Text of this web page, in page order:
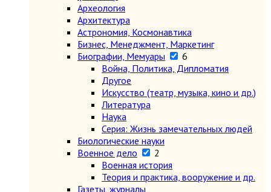
Археология
Архитектура
Астрономия, Космонавтика
Бизнес, Менеджмент, Маркетинг
Биографии, Мемуары
6
Война, Политика, Дипломатия
Другое
Искусство (театр, музыка, кино и др.)
Литература
Наука
Серия: Жизнь замечательных людей
Биологические науки
Военное дело
2
Военная история
Теория и практика, вооружение и др.
Газеты, журналы